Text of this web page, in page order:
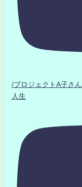
/プロジェクトA子さ
人生